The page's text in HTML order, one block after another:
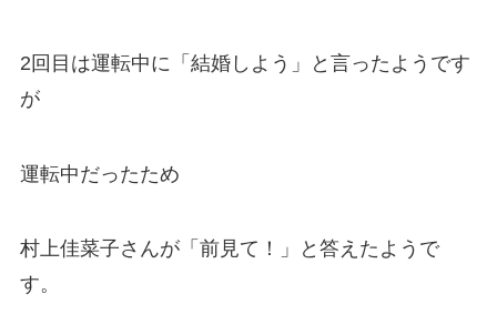
2回目は運転中に「結婚しよう」と言ったようです
が
運転中だったため
村上佳菜子さんが「前見て！」と答えたようで
す。